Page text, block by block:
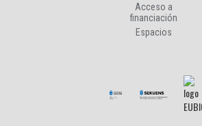
Acceso a
financiación
Espacios